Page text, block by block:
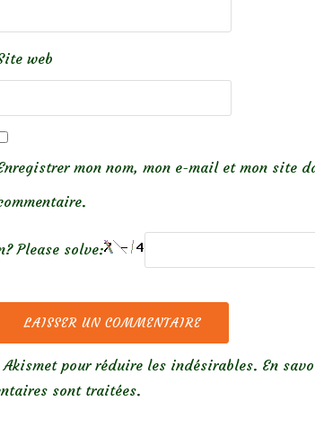
web
mon nom, mon e-mail et mon site
Please solve:
pour réduire les indésirables. En
sont traitées.